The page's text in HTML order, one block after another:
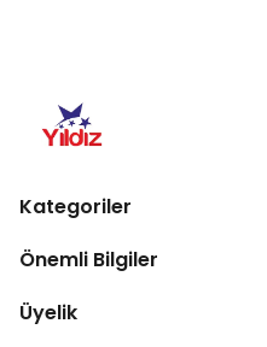
Kategoriler
Önemli Bilgiler
Üyelik